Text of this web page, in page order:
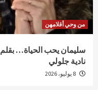
من وحي أقلامهن
سليمان يحب الحياة… بقلم
نادية جلولي